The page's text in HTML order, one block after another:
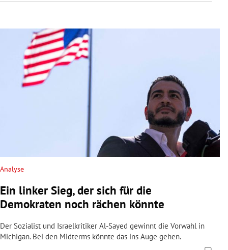
Analyse
Ein linker Sieg, der sich für die
Demokraten noch rächen könnte
Der Sozialist und Israelkritiker Al-Sayed gewinnt die Vorwahl in
Michigan. Bei den Midterms könnte das ins Auge gehen.